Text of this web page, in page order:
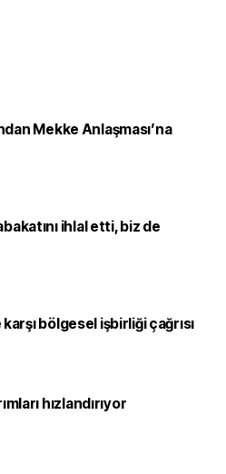
Mekke Anlaşması’na
ihlal etti, biz de
bölgesel işbirliği çağrısı
hızlandırıyor